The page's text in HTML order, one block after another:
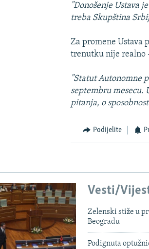
"Donošenje Ustava
treba Skupština
Za promene Ustava
trenutku nije realno
"Statut Autonomne
septembru mesecu.
pitanja, o
Podijelite
Vesti/
Zelenski stiže u
Beogradu
Podignuta